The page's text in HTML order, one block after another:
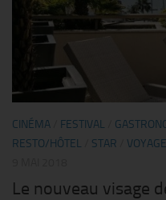
CINÉMA FESTIVAL
RESTO/HÔTEL
STAR
VOYAGE
Le nouveau visage